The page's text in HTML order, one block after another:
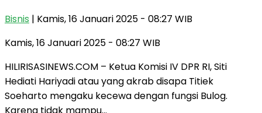
Bisnis | Kamis, 16 Januari 2025 - 08:27 WIB
Kamis, 16 Januari 2025 - 08:27 WIB
HILIRISASINEWS.COM – Ketua Komisi IV DPR RI, Siti
Hediati Hariyadi atau yang akrab disapa Titiek
Soeharto mengaku kecewa dengan fungsi Bulog.
Karena tidak mampu…